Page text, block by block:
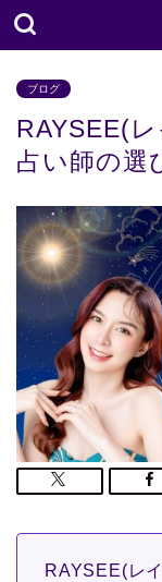
ブログ
RAYSEE(
占い師の選
RAYSEE(レ